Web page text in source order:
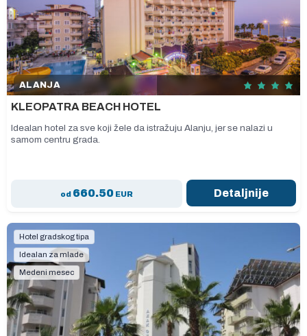
ALANJA
KLEOPATRA BEACH HOTEL
Idealan hotel za sve koji žele da istražuju Alanju, jer se nalazi u
samom centru grada.
od 660.50EUR Detaljnije
Hotel gradskog tipa
Idealan za mlade
Medeni mesec